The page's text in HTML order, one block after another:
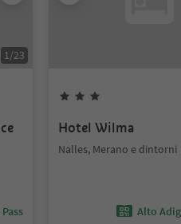
1/23
Hotel Wilma
Nalles, Merano e dintorni
Alto